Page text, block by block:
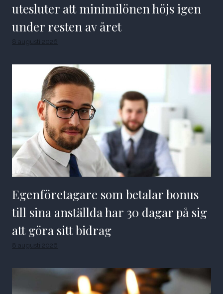
utesluter att minimilönen höjs igen
under resten av året
8 augusti 2026
Egenföretagare som betalar bonus
till sina anställda har 30 dagar på sig
att göra sitt bidrag
8 augusti 2026